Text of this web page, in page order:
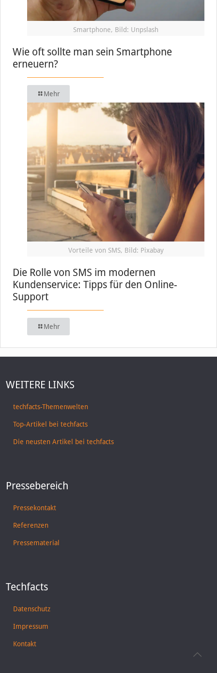
Smartphone, Bild: Unpslash
Wie oft sollte man sein Smartphone
erneuern?
Mehr
Vorteile von SMS, Bild: Pixabay
Die Rolle von SMS im modernen
Kundenservice: Tipps für den Online-
Support
Mehr
WEITERE LINKS
techfacts-Themenwelten
Top-Artikel bei techfacts
Die neusten Artikel bei techfacts
Pressebereich
Pressekontakt
Referenzen
Pressematerial
Techfacts
Datenschutz
Impressum
Kontakt